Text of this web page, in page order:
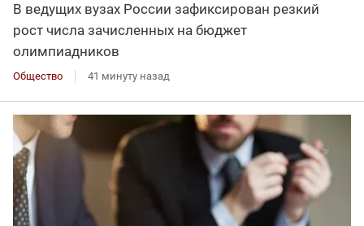
В ведущих вузах России зафиксирован резкий
рост числа зачисленных на бюджет
олимпиадников
Общество 41 минуту назад